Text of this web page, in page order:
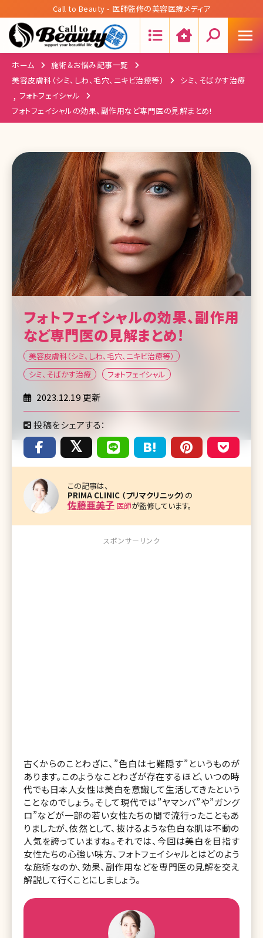
Call to Beauty - 医師監修の美容医療メディア
ホーム
施術＆お悩み記事一覧
美容皮膚科（シミ、しわ、毛穴、ニキビ治療等）
シミ、そばかす治療
, フォトフェイシャル
フォトフェイシャルの効果、副作用など専門医の見解まとめ!
フォトフェイシャルの効果、副作用
など専門医の見解まとめ!
美容皮膚科（シミ、しわ、毛穴、ニキビ治療等）
シミ、そばかす治療
フォトフェイシャル
2023.12.19 更新
投稿をシェアする：
この記事は、
PRIMA CLINIC （プリマクリニック） の
佐藤亜美子 医師が監修しています。
スポンサーリンク
古くからのことわざに、”色白は七難隠す”というものが
あります。このようなことわざが存在するほど、いつの時
代でも日本人女性は美白を意識して生活してきたという
ことなのでしょう。そして現代では”ヤマンバ”や”ガング
ロ”などが一部の若い女性たちの間で流行ったこともあ
りましたが、依然として、抜けるような色白な肌は不動の
人気を誇っていますね。それでは、今回は美白を目指す
女性たちの心強い味方、フォトフェイシャルとはどのよう
な施術なのか、効果、副作用などを専門医の見解を交え
解説して行くことにしましょう。